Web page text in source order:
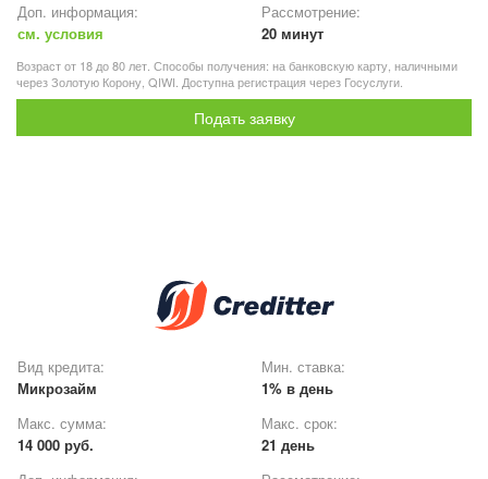
Доп. информация:
см. условия
Рассмотрение:
20 минут
Возраст от 18 до 80 лет. Способы получения: на банковскую карту, наличными
через Золотую Корону, QIWI. Доступна регистрация через Госуслуги.
Подать заявку
Вид кредита:
Микрозайм
Мин. ставка:
1% в день
Макс. сумма:
14 000 руб.
Макс. срок:
21 день